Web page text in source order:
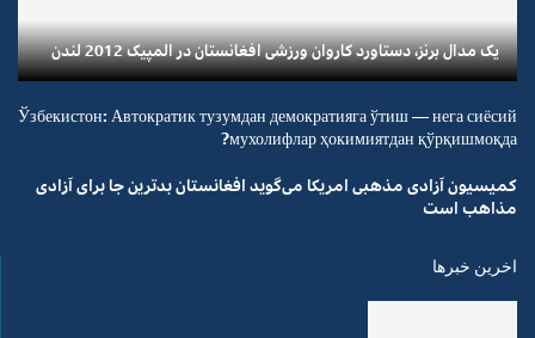
یک مدال برنز، دستاورد کاروان ورزشی افغانستان در المپیک 2012 لندن
Ўзбекистон: Автократик тузумдан демократияга ўтиш — нега сиёсий
мухолифлар ҳокимиятдан қўрқишмоқда?
کمیسیون آزادی مذهبی امریکا می‌گوید افغانستان بدترین جا برای آزادی
مذاهب است
اخرین خبرها